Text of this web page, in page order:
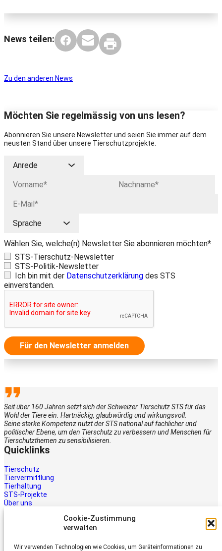
Cookie-Zustimmung
verwalten
Wir verwenden Technologien wie Cookies, um Geräteinformationen zu
News teilen:
Zu den anderen News
Möchten Sie regelmässig von uns lesen?
Abonnieren Sie unsere Newsletter und seien Sie immer auf dem
neusten Stand über unsere Tierschutzprojekte.
Wählen Sie, welche(n) Newsletter Sie abonnieren möchten*
STS-Tierschutz-Newsletter
STS-Politik-Newsletter
Ich bin mit der Datenschutzerklärung des STS
einverstanden.
Für den Newsletter anmelden
Seit über 160 Jahren setzt sich der Schweizer Tierschutz STS für das
Wohl der Tiere ein. Hartnäckig, glaubwürdig und wirkungsvoll.
Seine starke Kompetenz nutzt der STS national auf fachlicher und
politischer Ebene, um den Tierschutz zu verbessern und Menschen für
Tierschutzthemen zu sensibilisieren.
Quicklinks
Tierschutz
Tiervermittlung
Tierhaltung
STS-Projekte
Über uns
Tiere brauchen Hilfe – auch Ihre.